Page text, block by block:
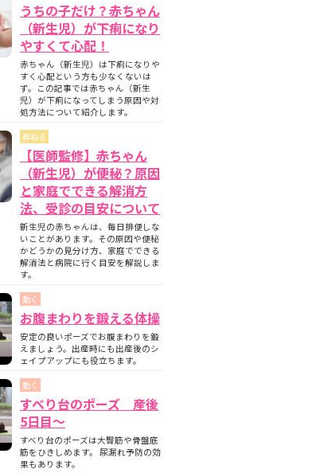
うちの子だけ？赤ちゃん
（新生児）が下痢になり
やすくて心配！
赤ちゃん（新生児）は下痢になりや
すく心配という方も少なくないは
ず。この記事では赤ちゃん（新生
児）が下痢になってしまう原因や対
処方法について紹介します。
尋ねる
【医師監修】赤ちゃん
（新生児）が便秘？原因
と家庭でできる解消方
法、受診の目安について
新生児の赤ちゃんは、毎日排便しな
いことがあります。その原因や便秘
かどうかの見分け方、家庭でできる
解消法と病院に行く目安を解説しま
す。
動く
お腹まわりを鍛える体操
安定の良いポーズでお腹まわりを鍛
えましょう。出産時にも出産後のシ
ェイプアップにも役立ちます。
動く
すべり台のポーズ 産後
5日目〜
すべり台のポーズは大臀筋や骨盤底
筋をひきしめます。 尿漏れ予防の効
果もあります。